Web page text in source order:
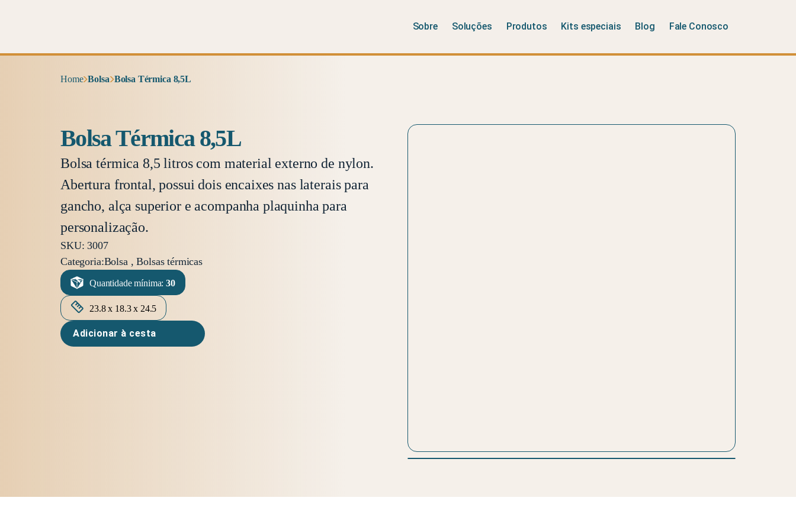
Sobre Soluções Produtos Kits especiais Blog Fale Conosco
Home Bolsa Bolsa Térmica 8,5L
Bolsa Térmica 8,5L
Bolsa térmica 8,5 litros com material externo de nylon.
Abertura frontal, possui dois encaixes nas laterais para
gancho, alça superior e acompanha plaquinha para
personalização.
SKU: 3007
Categoria:Bolsa , Bolsas térmicas
Quantidade mínima:30
23.8 x 18.3 x 24.5
Adicionar à cesta